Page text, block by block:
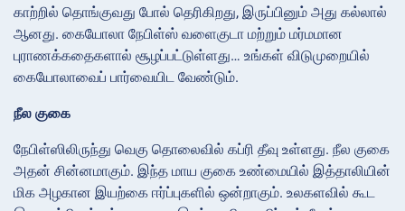
காற்றில் தொங்குவது போல் தெரிகிறது, இருப்பினும் அது கல்லால்
ஆனது. கையோலா நேபிள்ஸ் வளைகுடா மற்றும் மர்மமான
புராணக்கதைகளால் சூழப்பட்டுள்ளது… உங்கள் விடுமுறையில்
கையோலாவைப் பார்வையிட வேண்டும்.
நீல குகை
நேபிள்ஸிலிருந்து வெகு தொலைவில் கப்ரி தீவு உள்ளது. நீல குகை
அதன் சின்னமாகும். இந்த மாய குகை உண்மையில் இத்தாலியின்
மிக அழகான இயற்கை ஈர்ப்புகளில் ஒன்றாகும். உலகளவில் கூட